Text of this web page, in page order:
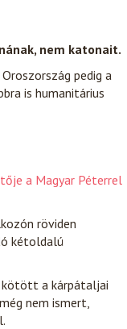
nem katonait.
pedig a
is humanitárius
a Magyar Péterrel
röviden
kétoldalú
kötött a kárpátaljai
nem ismert,